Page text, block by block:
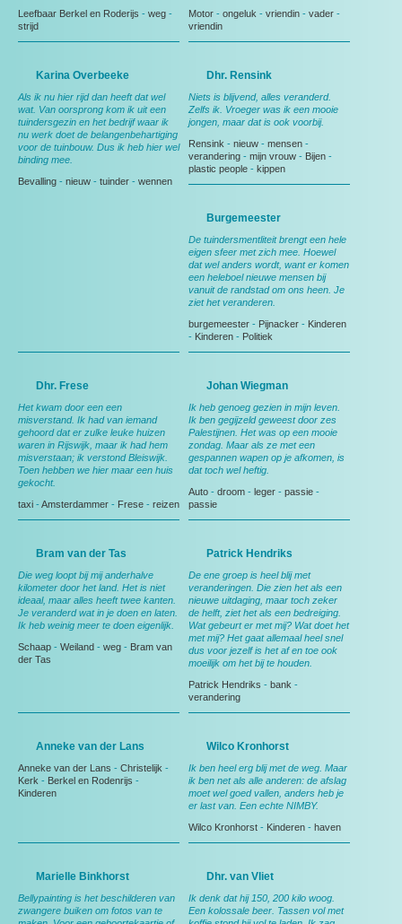
Leefbaar Berkel en Roderijs - weg -
strijd
Motor - ongeluk - vriendin - vader -
vriendin
Karina Overbeeke
Als ik nu hier rijd dan heeft dat wel
wat. Van oorsprong kom ik uit een
tuindersgezin en het bedrijf waar ik
nu werk doet de belangenbehartiging
voor de tuinbouw. Dus ik heb hier wel
binding mee.
Bevalling - nieuw - tuinder - wennen
Dhr. Rensink
Niets is blijvend, alles veranderd.
Zelfs ik. Vroeger was ik een mooie
jongen, maar dat is ook voorbij.
Rensink - nieuw - mensen -
verandering - mijn vrouw - Bijen -
plastic people - kippen
Burgemeester
De tuindersmentliteit brengt een hele
eigen sfeer met zich mee. Hoewel
dat wel anders wordt, want er komen
een heleboel nieuwe mensen bij
vanuit de randstad om ons heen. Je
ziet het veranderen.
burgemeester - Pijnacker - Kinderen
- Kinderen - Politiek
Dhr. Frese
Het kwam door een een
misverstand. Ik had van iemand
gehoord dat er zulke leuke huizen
waren in Rijswijk, maar ik had hem
misverstaan; ik verstond Bleiswijk.
Toen hebben we hier maar een huis
gekocht.
taxi - Amsterdammer - Frese - reizen
Johan Wiegman
Ik heb genoeg gezien in mijn leven.
Ik ben gegijzeld geweest door zes
Palestijnen. Het was op een mooie
zondag. Maar als ze met een
gespannen wapen op je afkomen, is
dat toch wel heftig.
Auto - droom - leger - passie -
passie
Bram van der Tas
Die weg loopt bij mij anderhalve
kilometer door het land. Het is niet
ideaal, maar alles heeft twee kanten.
Je veranderd wat in je doen en laten.
Ik heb weinig meer te doen eigenlijk.
Schaap - Weiland - weg - Bram van
der Tas
Patrick Hendriks
De ene groep is heel blij met
veranderingen. Die zien het als een
nieuwe uitdaging, maar toch zeker
de helft, ziet het als een bedreiging.
Wat gebeurt er met mij? Wat doet het
met mij? Het gaat allemaal heel snel
dus voor jezelf is het af en toe ook
moeilijk om het bij te houden.
Patrick Hendriks - bank -
verandering
Anneke van der Lans
Anneke van der Lans - Christelijk -
Kerk - Berkel en Rodenrijs -
Kinderen
Wilco Kronhorst
Ik ben heel erg blij met de weg. Maar
ik ben net als alle anderen: de afslag
moet wel goed vallen, anders heb je
er last van. Een echte NIMBY.
Wilco Kronhorst - Kinderen - haven
Marielle Binkhorst
Bellypainting is het beschilderen van
zwangere buiken om fotos van te
Dhr. van Vliet
Ik denk dat hij 150, 200 kilo woog.
Een kolossale beer. Tassen vol met